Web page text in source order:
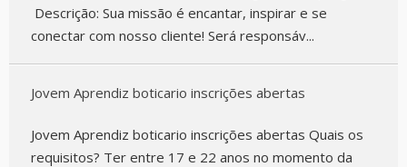
Descrição: Sua missão é encantar, inspirar e se
conectar com nosso cliente! Será responsáv...
Jovem Aprendiz boticario inscrições abertas
Jovem Aprendiz boticario inscrições abertas Quais os
requisitos? Ter entre 17 e 22 anos no momento da